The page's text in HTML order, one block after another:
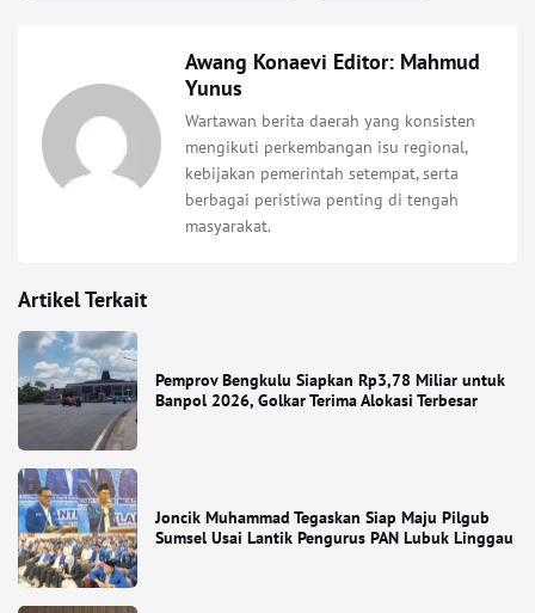
Awang Konaevi Editor: Mahmud
Yunus
Wartawan berita daerah yang konsisten
mengikuti perkembangan isu regional,
kebijakan pemerintah setempat, serta
berbagai peristiwa penting di tengah
masyarakat.
Artikel Terkait
Pemprov Bengkulu Siapkan Rp3,78 Miliar untuk
Banpol 2026, Golkar Terima Alokasi Terbesar
Joncik Muhammad Tegaskan Siap Maju Pilgub
Sumsel Usai Lantik Pengurus PAN Lubuk Linggau